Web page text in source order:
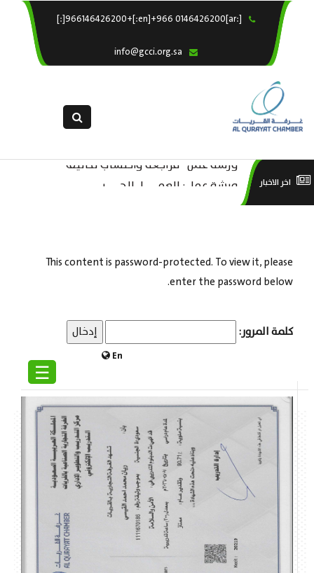
[:ar]966146426200+[:en]+966 0146426200[:]
En
☰
×
خدماتنا
التقديم الالكترونى
اخر الاخبار
ورشة عمل “مراجعة واحتساب تكاليف
بدء ومزاولة وإنهاء الأعمال الاقتصادية
ورشة عمل : العمـــــل الحـــــر
This content is password-protected. To view it, please
enter the password below.
كلمة المرور: